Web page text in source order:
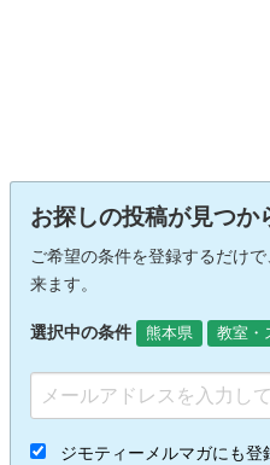
お探しの投稿が見つか
ご希望の条件を登録するだけ
来ます。
選択中の条件 熊本県 教室・
ジモティーメルマガにも登